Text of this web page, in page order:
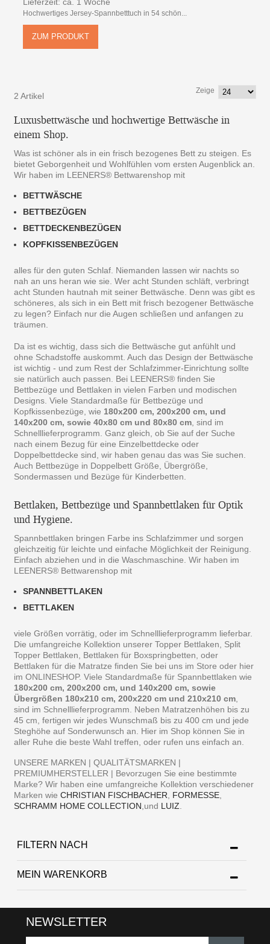
Hochwertiges Jersey-Spannbetttuch in 54 schön...
ZUM PRODUKT
2 Artikel
Zeige
Luxusbettwäsche und hochwertige Bettwäsche in
einem Shop.
Was ist schöner als in ein frisch bezogenes Bett zu steigen. Es
bietet Geborgenheit und Wohlfühlen vom ersten Augenblick an.
Wir haben im LEENERS® Bettwarenshop mit
BETTWÄSCHE
BETTBEZÜGEN
BETTDECKENBEZÜGEN
KOPFKISSENBEZÜGEN
alles für den guten Schlaf. Niemanden lassen wir nachts so
nah an uns heran wie sie. Wer acht Stunden schläft, verbringt
acht Stunden hautnah mit seiner Bettwäsche. Denn was gibt es
schöneres, als sich in ein Bett mit frisch bezogener Bettwäsche
zu legen? Einfach nur die Augen schließen und anfangen zu
träumen.
Da ist es wichtig, dass sich die Bettwäsche gut anfühlt und
ohne Schadstoffe auskommt. Auch das Design der Bettwäsche
ist wichtig - und zum Rest der Schlafzimmer-Einrichtung sollte
sie natürlich auch passen. Bei LEENERS® finden Sie
Bettbezüge und Bettlaken in vielen Farben und modischen
Designs. Viele Standardmaße für Bettbezüge und
Kopfkissenbezüge, wie 180x200 cm, 200x200 cm, und
140x200 cm, sowie 40x80 cm und 80x80 cm , sind im
Schnelllieferprogramm. Ganz gleich, ob Sie auf der Suche
nach einem Bezug für eine Einzelbettdecke oder
Doppelbettdecke sind, wir haben genau das was Sie suchen.
Auch Bettbezüge in Doppelbett Größe, Übergröße,
Sondermassen und Bezüge für Kinderbetten.
Bettlaken, Bettbezüge und Spannbettlaken für Optik
und Hygiene.
Spannbettlaken bringen Farbe ins Schlafzimmer und sorgen
gleichzeitig für leichte und einfache Möglichkeit der Reinigung.
Einfach abziehen und in die Waschmaschine. Wir haben im
LEENERS® Bettwarenshop mit
SPANNBETTLAKEN
BETTLAKEN
viele Größen vorrätig, oder im Schnelllieferprogramm lieferbar.
Die umfangreiche Kollektion unserer Topper Bettlaken, Split
Topper Bettlaken, Bettlaken für Boxspringbetten, oder
Bettlaken für die Matratze finden Sie bei uns im Store oder hier
im ONLINESHOP. Viele Standardmaße für Spannbettlaken wie
180x200 cm, 200x200 cm, und 140x200 cm, sowie
Übergrößen 180x210 cm, 200x220 cm und 210x210 cm
sind im Schnelllieferprogramm. Neben Matratzenhöhen bis zu
45 cm, fertigen wir jedes Wunschmaß bis zu 400 cm und jede
Steghöhe auf Sonderwunsch an. Hier im Shop können Sie in
aller Ruhe die beste Wahl treffen, oder rufen uns einfach an.
UNSERE MARKEN | QUALITÄTSMARKEN |
PREMIUMHERSTELLER | Bevorzugen Sie eine bestimmte
Marke? Wir haben eine umfangreiche Kollektion verschiedener
Marken wieCHRISTIAN FISCHBACHER FORMESSE
SCHRAMM HOME COLLECTION ,und LUIZ
FILTERN NACH
MEIN WARENKORB
NEWSLETTER